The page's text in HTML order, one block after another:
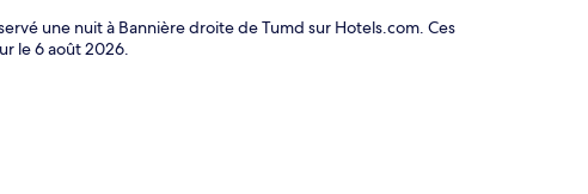
une nuit à Bannière droite de Tumd sur Hotels.com. Ces
le6 août 2026.